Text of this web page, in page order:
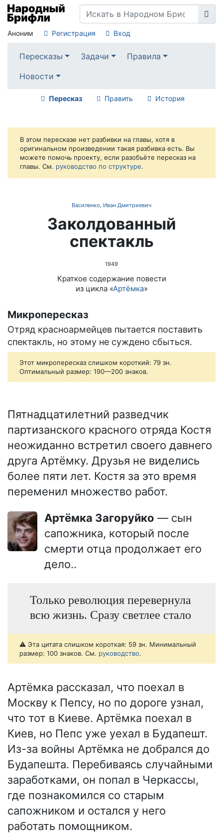
Аноним Регистрация Вход
Пересказы Задачи
Правила
Новости
Пересказ Править История
В этом пересказе нет разбивки на главы, хотя в
оригинальном произведении такая разбивка есть. Вы
можете помочь проекту, если разобьёте пересказ на
главы. См. руководство по структуре.
Василенко, Иван Дмитриевич
Заколдованный
спектакль
1949
Краткое содержание повести
из цикла «Артёмка»
Микропересказ
Отряд красноармейцев пытается поставить
спектакль, но этому не суждено сбыться.
Этот микропересказ слишком короткий: 79 зн.
Оптимальный размер: 190—200 знаков.
Пятнадцатилетний разведчик
партизанского красного отряда Костя
неожиданно встретил своего давнего
друга Артёмку. Друзья не виделись
более пяти лет. Костя за это время
переменил множество работ.
Артёмка Загоруйко — сын
сапожника, который после
смерти отца продолжает его
дело..
Только революция перевернула
всю жизнь. Сразу светлее стало
⚠️ Эта цитата слишком короткая: 59 зн. Минимальный
размер: 100 знаков. См. руководство.
Артёмка рассказал, что поехал в
Москву к Пепсу, но по дороге узнал,
что тот в Киеве. Артёмка поехал в
Киев, но Пепс уже уехал в Будапешт.
Из-за войны Артёмка не добрался до
Будапешта. Перебиваясь случайными
заработками, он попал в Черкассы,
где познакомился со старым
сапожником и остался у него
работать помощником.